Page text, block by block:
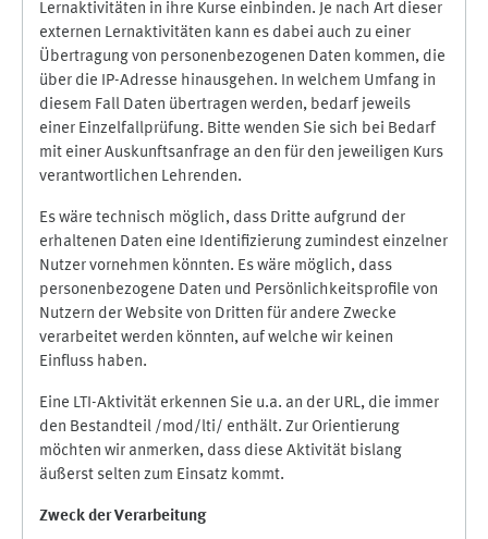
Lernaktivitäten in ihre Kurse einbinden. Je nach Art dieser
externen Lernaktivitäten kann es dabei auch zu einer
Übertragung von personenbezogenen Daten kommen, die
über die IP-Adresse hinausgehen. In welchem Umfang in
diesem Fall Daten übertragen werden, bedarf jeweils
einer Einzelfallprüfung. Bitte wenden Sie sich bei Bedarf
mit einer Auskunftsanfrage an den für den jeweiligen Kurs
verantwortlichen Lehrenden.
Es wäre technisch möglich, dass Dritte aufgrund der
erhaltenen Daten eine Identifizierung zumindest einzelner
Nutzer vornehmen könnten. Es wäre möglich, dass
personenbezogene Daten und Persönlichkeitsprofile von
Nutzern der Website von Dritten für andere Zwecke
verarbeitet werden könnten, auf welche wir keinen
Einfluss haben.
Eine LTI-Aktivität erkennen Sie u.a. an der URL, die immer
den Bestandteil /mod/lti/ enthält. Zur Orientierung
möchten wir anmerken, dass diese Aktivität bislang
äußerst selten zum Einsatz kommt.
Zweck der Verarbeitung